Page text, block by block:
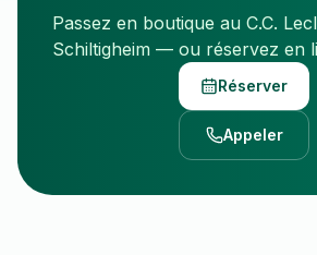
Passez en boutique au C.C.
Schiltigheim — ou réservez en
Réserver
Appeler